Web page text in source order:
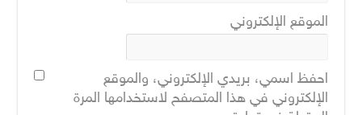
الموقع الإلكتروني
احفظ اسمي، بريدي الإلكتروني، والموقع
الإلكتروني في هذا المتصفح لاستخدامها المرة